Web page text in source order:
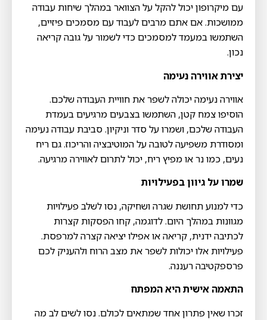
עם מיקרופון יכול להקל על הצוואר במהלך שיחות עבודה
ממושכות. אם אתם מרבים לעבוד עם מסמכים פיזיים,
השתמשו במעמד למסמכים כדי לשמור על גובה קריאה
נכון.
יצירת אווירה נעימה
אווירה נעימה יכולה לשפר את חוויית העבודה שלכם.
הוסיפו צמח קטן, השתמשו בצבעים מרגיעים בעמדת
העבודה שלכם, ושמרו על סדר וניקיון. סביבת עבודה נעימה
ומסודרת משפיעה לטובה על המוטיבציה והריכוז. גם ריח
נעים, כמו נר או מפיץ ריח, יכול לתרום לאווירה מרגיעה.
שמרו על גיוון בפעילויות
כדי למנוע תחושת שגרה ושחיקה, נסו לשלב פעילויות
מגוונות במהלך היום. לדוגמה, קחו הפסקות קצרות
לכתיבה ידנית, קריאה או אפילו יציאה קצרה למרפסת.
פעילויות אלו יכולות לשפר את מצב הרוח ולהעניק לכם
פרספקטיבה רעננה.
התאמה אישית היא המפתח
זכרו שאין פתרון אחד שמתאים לכולם. נסו לשים לב מה